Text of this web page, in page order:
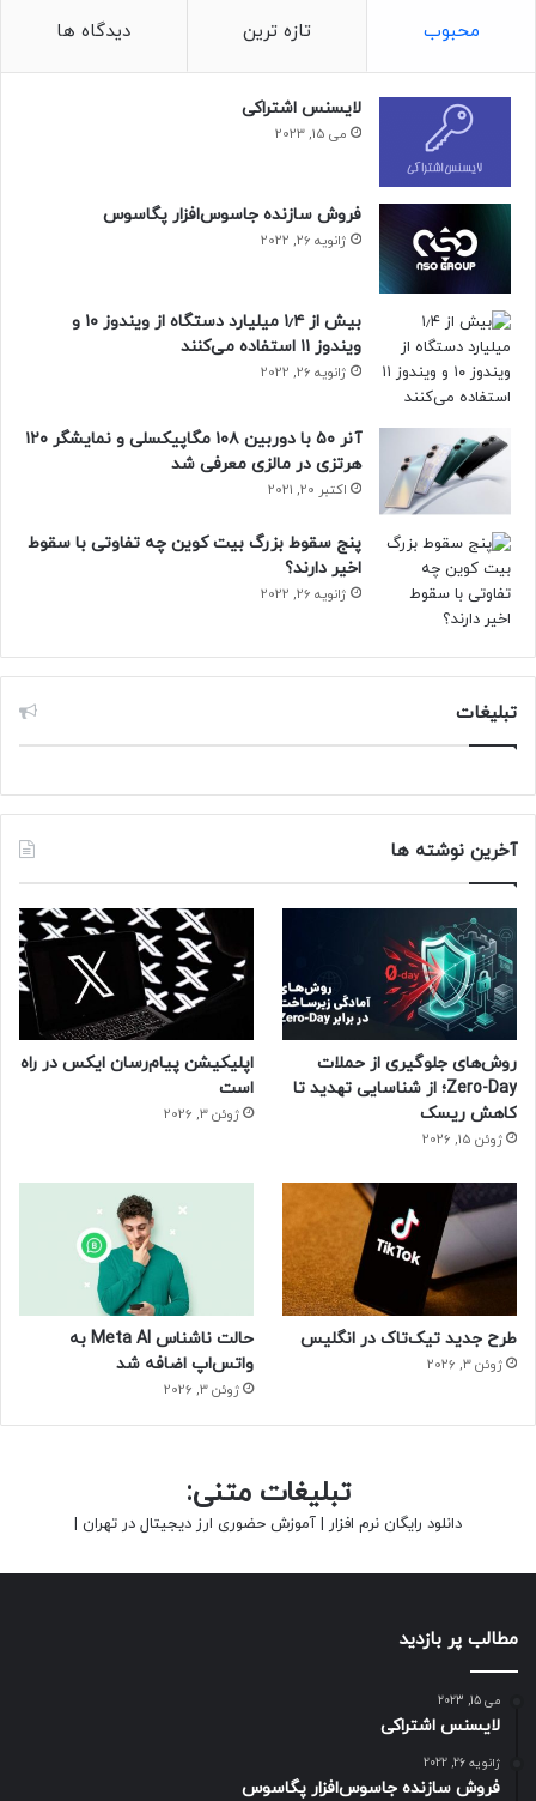
شرکت‌های بزرگ در توسعه‌ی هوش مصنوعی سرمایه‌گذاری
نیاز خواهد داشت. ما دوباره باید سرمایه‌ای بیش از آنچه تصور
می‌کردیم جمع‌آوری کنیم. سرمایه‌گذاران مایل به حمایت از ما
هستند، اما در این مقیاس سرمایه‌گذاری، نیاز به سهام معمولی و
ساختار ساده‌تر دارند.»
مستقل تعیین می‌شود. سال گذشته، نگرانی‌هایی درباره‌ی حفظ
کنترل هیئت مدیره‌ی غیرانتفاعی بر OpenAI مطرح شد، زمانی که
اعضای هیئت‌مدیره سم آلتمن را از سمت خود برکنار کردند اما
بعداً او را به کار بازگرداندند.
با وجود برنامه‌های تبدیل شدن به یک شرکت انتفاعی، OpenAI
ممکن است با چالش‌های قانونی روبه‌رو شود. ماه گذشته، ایلان
ماسک شکایتی برای جلوگیری از تغییر ساختار این شرکت ثبت کرد
ومارک زاکربرگ، مدیرعامل متا نیز از دادستان کل کالیفرنیا خواست
تا این انتقال را متوقف کند.
حتما بخوانید :چه می‌شود اگر ستاره‌ای در نزدیکی زمین
منفجر شود؟
محبوب تازه ترین دیدگاه ها
لایسنس اشتراکی
می 15, 2023
فروش سازنده جاسوس‌افزار پگاسوس
ژانویه 26, 2022
بیش از ۱٫۴ میلیارد دستگاه از ویندوز ۱۰ و
ویندوز ۱۱ استفاده می‌کنند
ژانویه 26, 2022
آنر ۵۰ با دوربین ۱۰۸ مگاپیکسلی و نمایشگر ۱۲۰
هرتزی در مالزی معرفی شد
اکتبر 20, 2021
پنج سقوط بزرگ بیت کوین چه تفاوتی با سقوط
اخیر دارند؟
ژانویه 26, 2022
تبلیغات
آخرین نوشته ها
روش‌های جلوگیری از حملات
Zero-Day؛ از شناسایی تهدید تا
کاهش ریسک
ژوئن 15, 2026
اپلیکیشن پیام‌رسان ایکس در راه
است
ژوئن 3, 2026
طرح جدید تیک‌تاک در انگلیس
ژوئن 3, 2026
حالت ناشناس Meta AI به
واتس‌اپ اضافه شد
ژوئن 3, 2026
تبلیغات متنی:
دانلود رایگان نرم افزار | آموزش حضوری ارز دیجیتال در تهران |
مطالب پر بازدید
می 15, 2023
لایسنس اشتراکی
ژانویه 26, 2022
فروش سازنده جاسوس‌افزار پگاسوس